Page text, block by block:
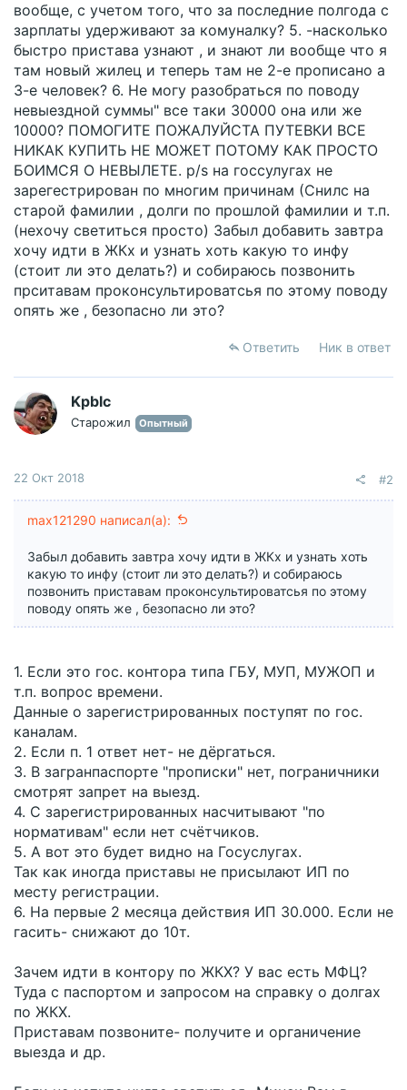
вообще, с учетом того, что за последние полгода с
зарплаты удерживают за комуналку? 5. -насколько
быстро пристава узнают , и знают ли вообще что я
там новый жилец и теперь там не 2-е прописано а
3-е человек? 6. Не могу разобраться по поводу
невыездной суммы" все таки 30000 она или же
10000? ПОМОГИТЕ ПОЖАЛУЙСТА ПУТЕВКИ ВСЕ
НИКАК КУПИТЬ НЕ МОЖЕТ ПОТОМУ КАК ПРОСТО
БОИМСЯ О НЕВЫЛЕТЕ. p/s на госсулугах не
зарегестрирован по многим причинам (Снилс на
старой фамилии , долги по прошлой фамилии и т.п.
(нехочу светиться просто) Забыл добавить завтра
хочу идти в ЖКх и узнать хоть какую то инфу
(стоит ли это делать?) и собираюсь позвонить
прситавам проконсультироватсья по этому поводу
опять же , безопасно ли это?
Ответить Ник в ответ
Kpblc
Старожил Опытный
22 Окт 2018 #2
max121290 написал(а):
Забыл добавить завтра хочу идти в ЖКх и узнать хоть
какую то инфу (стоит ли это делать?) и собираюсь
позвонить приставам проконсультироватсья по этому
поводу опять же , безопасно ли это?
1. Если это гос. контора типа ГБУ, МУП, МУЖОП и
т.п. вопрос времени.
Данные о зарегистрированных поступят по гос.
каналам.
2. Если п. 1 ответ нет- не дёргаться.
3. В загранпаспорте "прописки" нет, пограничники
смотрят запрет на выезд.
4. С зарегистрированных насчитывают "по
нормативам" если нет счётчиков.
5. А вот это будет видно на Госуслугах.
Так как иногда приставы не присылают ИП по
месту регистрации.
6. На первые 2 месяца действия ИП 30.000. Если не
гасить- снижают до 10т.
Зачем идти в контору по ЖКХ? У вас есть МФЦ?
Туда с паспортом и запросом на справку о долгах
по ЖКХ.
Приставам позвоните- получите и органичение
выезда и др.